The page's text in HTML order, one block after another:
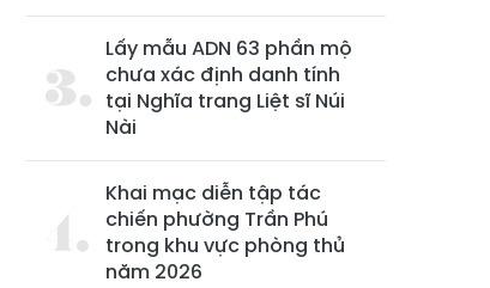
Lấy mẫu ADN 63 phần mộ
chưa xác định danh tính
tại Nghĩa trang Liệt sĩ Núi
Nài
Khai mạc diễn tập tác
chiến phường Trần Phú
trong khu vực phòng thủ
năm 2026